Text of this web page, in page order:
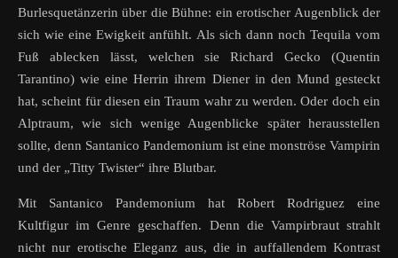
Burlesquetänzerin über die Bühne: ein erotischer Augenblick der
sich wie eine Ewigkeit anfühlt. Als sich dann noch Tequila vom
Fuß ablecken lässt, welchen sie Richard Gecko (Quentin
Tarantino) wie eine Herrin ihrem Diener in den Mund gesteckt
hat, scheint für diesen ein Traum wahr zu werden. Oder doch ein
Alptraum, wie sich wenige Augenblicke später herausstellen
sollte, denn Santanico Pandemonium ist eine monströse Vampirin
und der „Titty Twister“ ihre Blutbar.
Mit Santanico Pandemonium hat Robert Rodriguez eine
Kultfigur im Genre geschaffen. Denn die Vampirbraut strahlt
nicht nur erotische Eleganz aus, die in auffallendem Kontrast